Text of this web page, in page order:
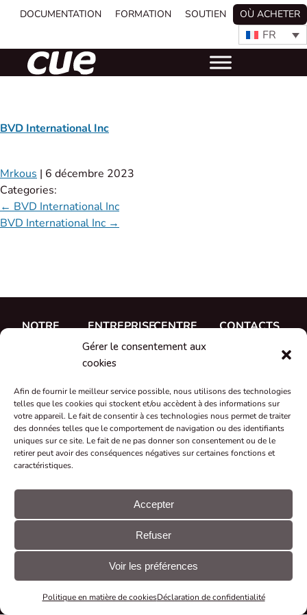
Gérer le consentement aux
cookies
Afin de fournir le meilleur service possible, nous utilisons des technologies
telles que les cookies qui stockent et/ou accèdent à des informations sur
votre appareil. Le fait de consentir à ces technologies nous permet de traiter
des données telles que le comportement de navigation ou des identifiants
uniques sur ce site. Le fait de ne pas donner son consentement ou de le
retirer peut avoir des conséquences négatives sur certaines fonctions et
caractéristiques.
Accepter
Refuser
Voir les préférences
Politique en matière de cookiesDéclaration de confidentialité
DOCUMENTATION FORMATION SOUTIEN OÙ ACHETER
FR
BVD International Inc
Mrkous | 6 décembre 2023
Categories:
← BVD International Inc
BVD International Inc →
NOTRE
Références
Nouveautés
ENTREPRISE
A propos de
l'équipe
Carrière
Certificats et
déclarations
Subventions
CENTRE
D'AIDE
Formation
Soutien
CONTACTS
© CUE, a.s.
Tous droits
Préférences
Déclaration